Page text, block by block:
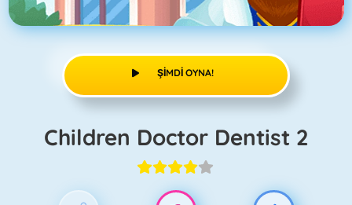
ŞIMDI OYNA!
Children Doctor Dentist 2